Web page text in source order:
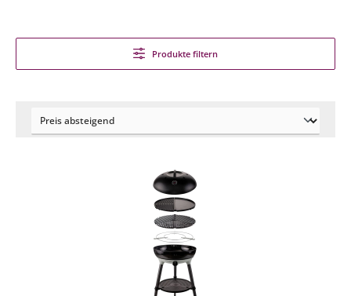
Produkte filtern